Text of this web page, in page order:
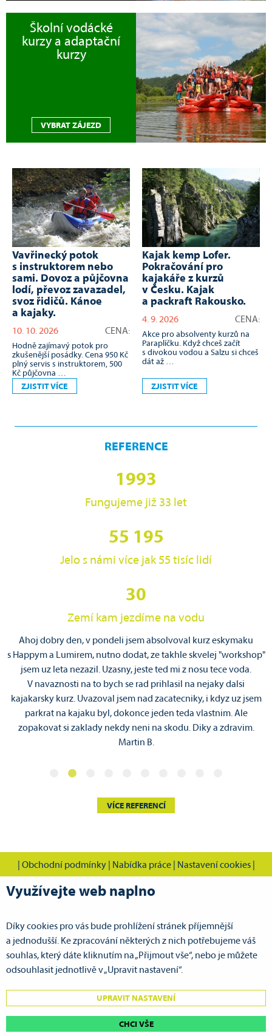
Školní vodácké
kurzy a adaptační
kurzy
VYBRAT ZÁJEZD
Lofer.
pro
z kurzů
Kajak
Rakousko.
kurzů na
Když chceš začít
a Salzu si chceš
VÍCE
Salza a Enns na kanoi,
canyoning - Rakousko.
Doprava s námi nebo
vlastní.
2 oblíbené řeky Rakouska:
SALZA - skvělé peřeje
a soutěsky. ENNS nezůstává
pozadu a dáme i canyoning …
ZJISTIT VÍCE
Ostrov
24. 8. 2026
Krk je
REFERENCE
1993
Fungujeme již 33 let
55 195
Jelo s námi více jak 55 tisíc lidí
30
Zemí kam jezdíme na vodu
Ahoj dobry den, v pondeli jsem absolvoval kurz eskymaku
s Happym a Lumirem, nutno dodat, ze takhle skvelej "workshop"
jsem uz leta nezazil. Uzasny, jeste ted mi z nosu tece voda.
V navaznosti na to bych se rad prihlasil na nejaky dalsi
kajakarsky kurz. Uvazoval jsem nad zacatecniky, i kdyz uz jsem
parkrat na kajaku byl, dokonce jeden teda vlastnim. Ale
zopakovat si zaklady nekdy neni na skodu. Diky a zdravim.
Martin B.
VÍCE REFERENCÍ
Obchodní podmínky| Nabídka práce| Nastavení cookies|
CVOK s.r.o., Cestovní vodácká kancelář Pardubice
Doubravická 386
533 53 Pardubice VII - Ohrazenice
tel.:+420 725 743 514
+420 725 596 817 | e-mail:
Využívejte web naplno
Díky cookies pro vás bude prohlížení stránek příjemnější
a jednodušší. Ke zpracování některých z nich potřebujeme váš
souhlas, který dáte kliknutím na „Přijmout vše“, nebo je můžete
odsouhlasit jednotlivě v „Upravit nastavení“.
UPRAVIT NASTAVENÍ
CHCI VŠE